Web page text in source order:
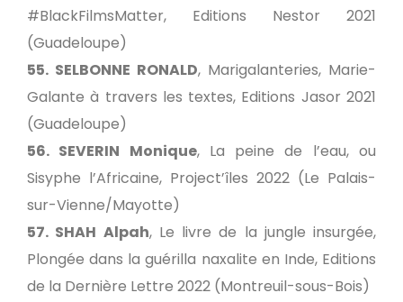
#BlackFilmsMatter, Editions Nestor 2021
(Guadeloupe)
55. SELBONNE RONALD, Marigalanteries, Marie-
Galante à travers les textes, Editions Jasor 2021
(Guadeloupe)
56. SEVERIN Monique, La peine de l’eau, ou
Sisyphe l’Africaine, Project’îles 2022 (Le Palais-
sur-Vienne/Mayotte)
57. SHAH Alpah, Le livre de la jungle insurgée,
Plongée dans la guérilla naxalite en Inde, Editions
de la Dernière Lettre 2022 (Montreuil-sous-Bois)